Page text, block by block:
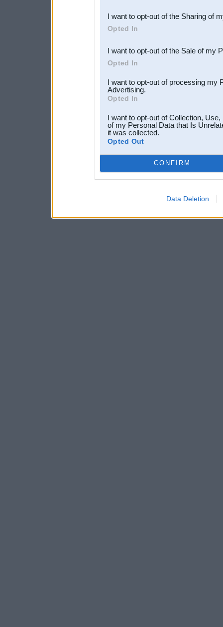
Downstream Participants
third parties.
I want to opt-out of the Sharing of
Opted In
I want to opt-out of the Sale of my
Opted In
I want to opt-out of processing my
Advertising.
Opted In
I want to opt-out of Collection,
of my Personal Data that Is
it was collected.
Opted Out
CONFIRM
Data Deletion